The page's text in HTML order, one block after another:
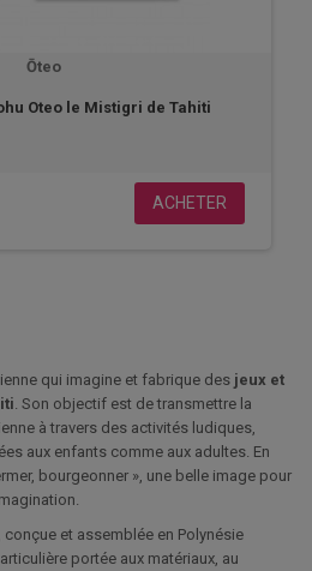
Ōteo
Oteo le Mistigri de Tahiti
ACHETER
qui imagine et fabrique des jeux et
. Son objectif est de transmettre la
à travers des activités ludiques,
aux enfants comme aux adultes. En
bourgeonner », une belle image pour
et assemblée en Polynésie
portée aux matériaux, au